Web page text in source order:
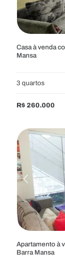
Casa à venda
Mansa
3 quartos
R$ 260.000
Apartamento à
Barra Mansa